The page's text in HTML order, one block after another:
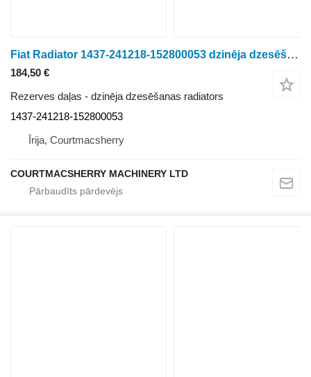
Fiat Radiator 1437-241218-152800053 dzinēja dzesēšanas radiators paredzēts riteņtraktora
184,50 €
Rezerves daļas - dzinēja dzesēšanas radiators
1437-241218-152800053
Īrija, Courtmacsherry
COURTMACSHERRY MACHINERY LTD